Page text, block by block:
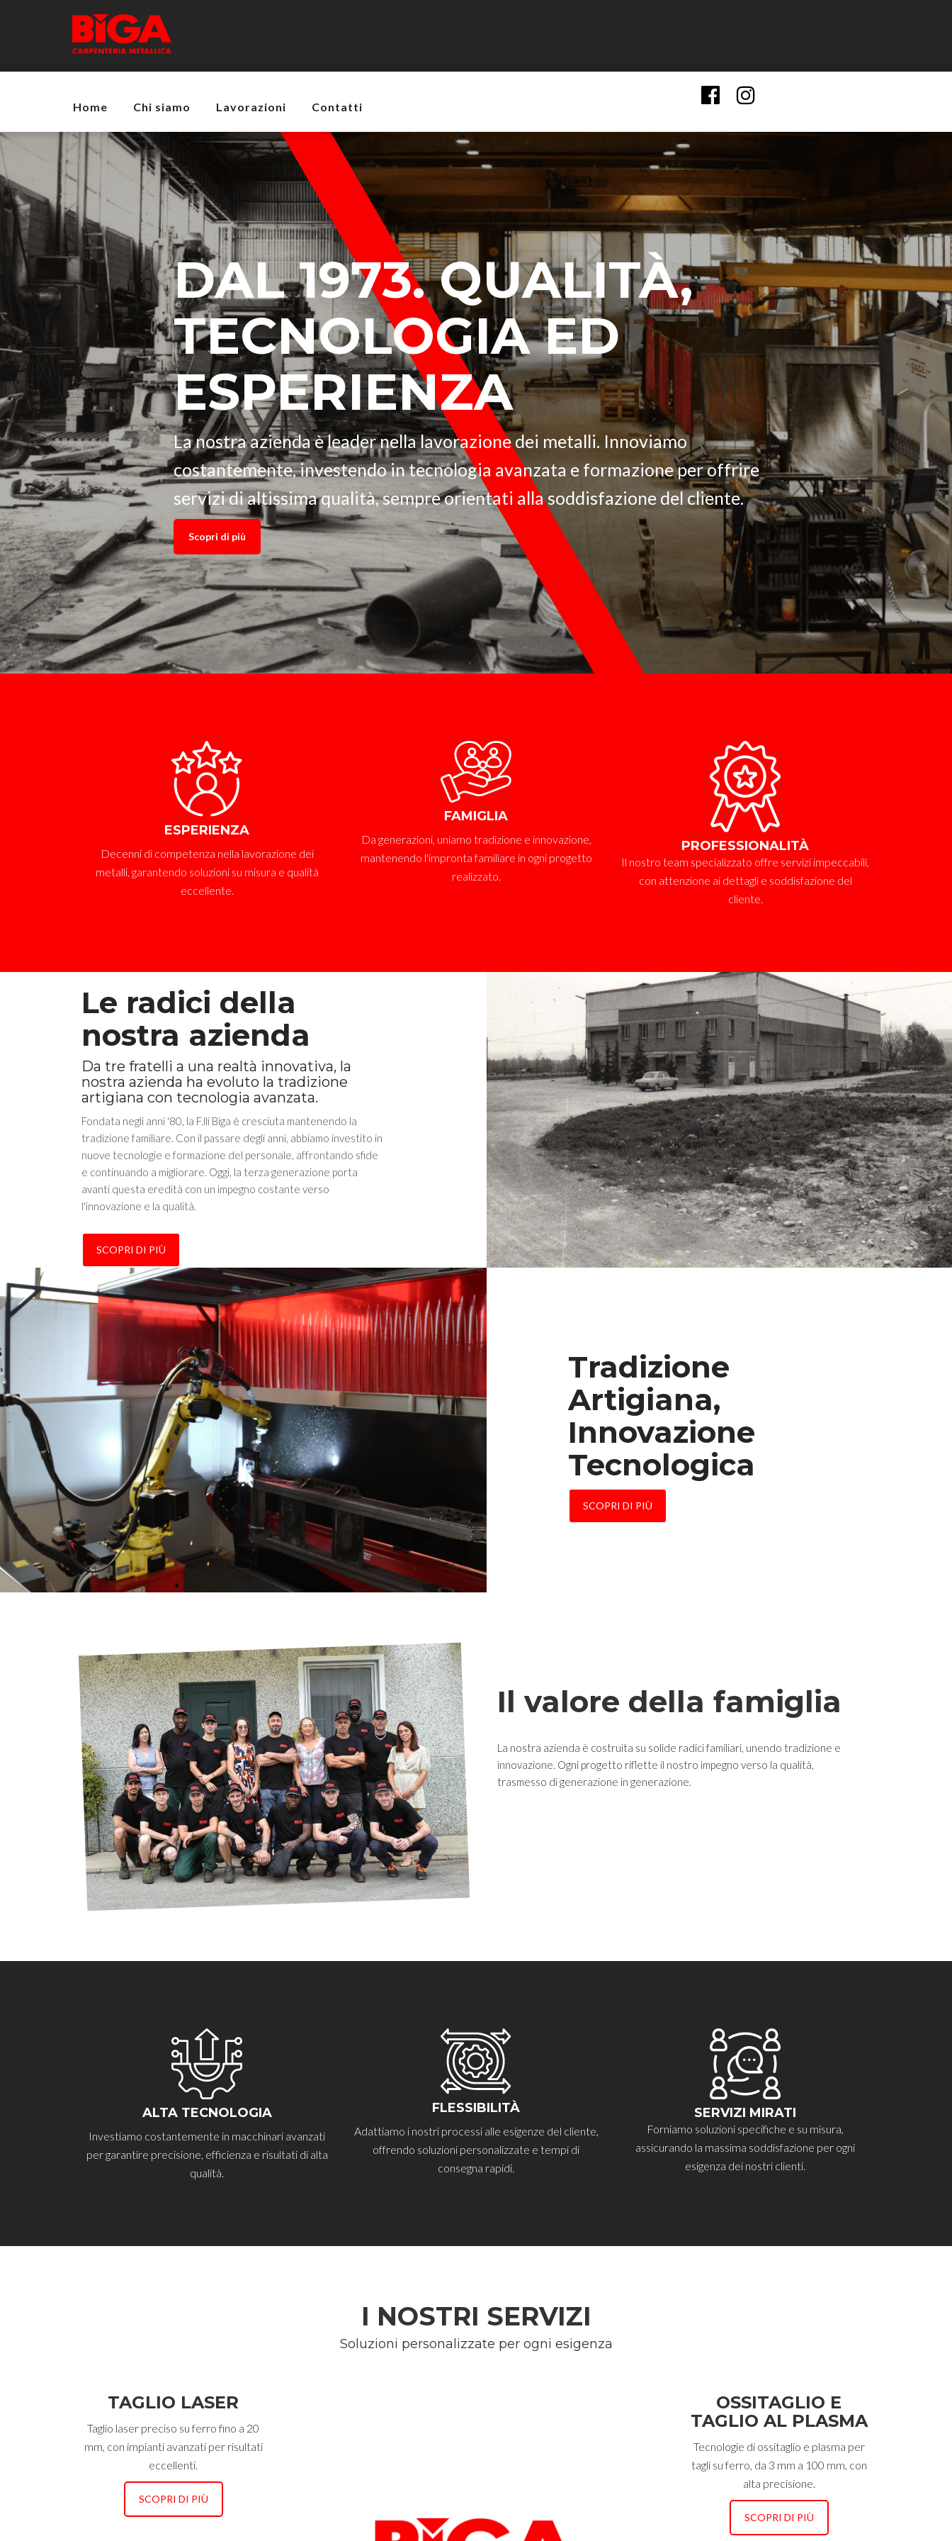
Home Chi siamo Lavorazioni Contatti
DAL 1973. QUALITÀ,
TECNOLOGIA ED
ESPERIENZA
La nostra azienda è leader nella lavorazione dei metalli. Innoviamo
costantemente, investendo in tecnologia avanzata e formazione per offrire
servizi di altissima qualità, sempre orientati alla soddisfazione del cliente.
Scopri di più
ESPERIENZA
Decenni di competenza nella lavorazione dei
metalli, garantendo soluzioni su misura e qualità
eccellente.
FAMIGLIA
Da generazioni, uniamo tradizione e innovazione,
mantenendo l'impronta familiare in ogni progetto
realizzato.
PROFESSIONALITÀ
Il nostro team specializzato offre servizi impeccabili,
con attenzione ai dettagli e soddisfazione del
cliente.
Le radici della
nostra azienda
Da tre fratelli a una realtà innovativa, la
nostra azienda ha evoluto la tradizione
artigiana con tecnologia avanzata.
Fondata negli anni '80, la F.lli Biga è cresciuta mantenendo la
tradizione familiare. Con il passare degli anni, abbiamo investito in
nuove tecnologie e formazione del personale, affrontando sfide
e continuando a migliorare. Oggi, la terza generazione porta
avanti questa eredità con un impegno costante verso
l'innovazione e la qualità.
SCOPRI DI PIÙ
Tradizione
Artigiana,
Innovazione
Tecnologica
SCOPRI DI PIÙ
Il valore della famiglia
La nostra azienda è costruita su solide radici familiari, unendo tradizione e
innovazione. Ogni progetto riflette il nostro impegno verso la qualità,
trasmesso di generazione in generazione.
ALTA TECNOLOGIA
Investiamo costantemente in macchinari avanzati
per garantire precisione, efficienza e risultati di alta
qualità.
FLESSIBILITÀ
Adattiamo i nostri processi alle esigenze del cliente,
offrendo soluzioni personalizzate e tempi di
consegna rapidi.
SERVIZI MIRATI
Forniamo soluzioni specifiche e su misura,
assicurando la massima soddisfazione per ogni
esigenza dei nostri clienti.
I NOSTRI SERVIZI
Soluzioni personalizzate per ogni esigenza
TAGLIO LASER
Taglio laser preciso su ferro fino a 20
mm, con impianti avanzati per risultati
eccellenti.
SCOPRI DI PIÙ
OSSITAGLIO E
TAGLIO AL PLASMA
Tecnologie di ossitaglio e plasma per
tagli su ferro, da 3 mm a 100 mm, con
alta precisione.
SCOPRI DI PIÙ